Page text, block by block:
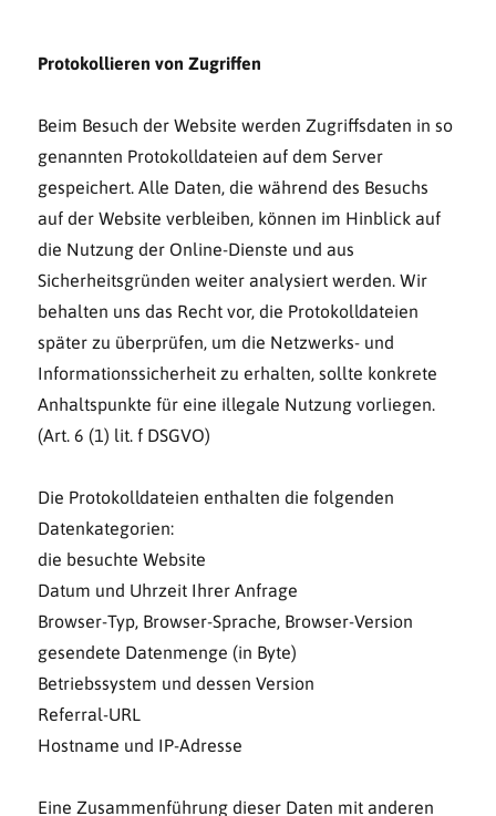
Protokollieren von Zugriffen
Beim Besuch der Website werden Zugriffsdaten in so
genannten Protokolldateien auf dem Server
gespeichert. Alle Daten, die während des Besuchs
auf der Website verbleiben, können im Hinblick auf
die Nutzung der Online-Dienste und aus
Sicherheitsgründen weiter analysiert werden. Wir
behalten uns das Recht vor, die Protokolldateien
später zu überprüfen, um die Netzwerks- und
Informationssicherheit zu erhalten, sollte konkrete
Anhaltspunkte für eine illegale Nutzung vorliegen.
(Art. 6 (1) lit. f DSGVO)
Die Protokolldateien enthalten die folgenden
Datenkategorien:
die besuchte Website
Datum und Uhrzeit Ihrer Anfrage
Browser-Typ, Browser-Sprache, Browser-Version
gesendete Datenmenge (in Byte)
Betriebssystem und dessen Version
Referral-URL
Hostname und IP-Adresse
Eine Zusammenführung dieser Daten mit anderen